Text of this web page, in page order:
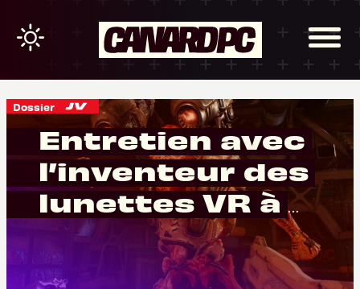
Dossier
Entretien avec
l’inventeur des
lunettes VR à
double foyer